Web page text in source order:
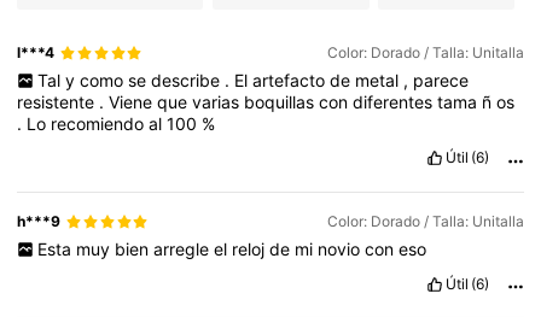
l***4 Color: Dorado / Talla: Unitalla
Tal y como se describe . El artefacto de metal , parece
resistente .Vienequevarias boquillascondiferentestama ños
. Lo recomiendoal100 %
Útil (6)
h***9 Color: Dorado / Talla: Unitalla
Esta muy bien arregle el reloj de mi novio con eso
Útil (6)